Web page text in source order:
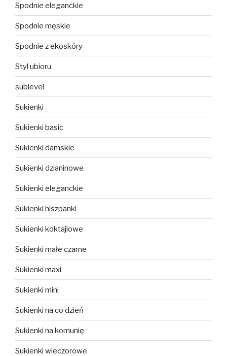
Spodnie eleganckie
Spodnie męskie
Spodnie z ekoskóry
Styl ubioru
sublevel
Sukienki
Sukienki basic
Sukienki damskie
Sukienki dzianinowe
Sukienki eleganckie
Sukienki hiszpanki
Sukienki koktajlowe
Sukienki małe czarne
Sukienki maxi
Sukienki mini
Sukienki na co dzień
Sukienki na komunię
Sukienki wieczorowe